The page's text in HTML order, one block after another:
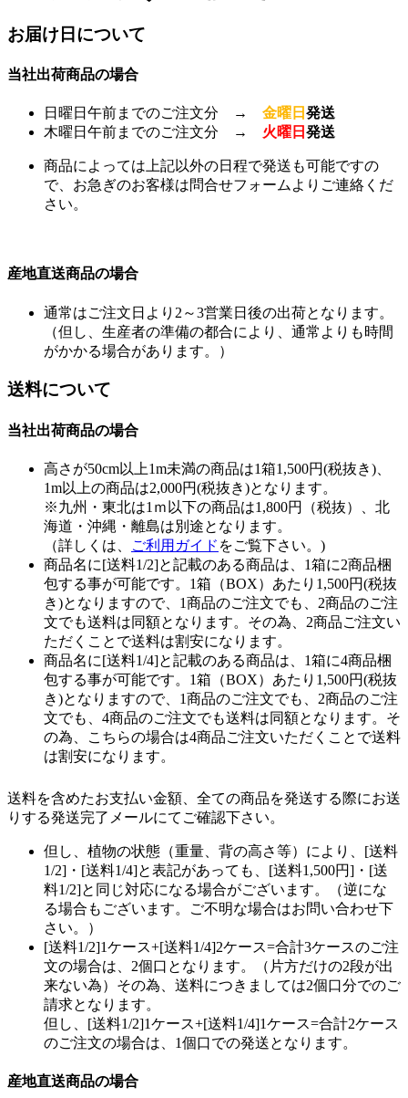
お届け日について
当社出荷商品の場合
日曜日午前までのご注文分 → 金曜日 発送
木曜日午前までのご注文分 → 火曜日 発送
商品によっては上記以外の日程で発送も可能ですの
で、お急ぎのお客様は問合せフォームよりご連絡くだ
さい。
産地直送商品の場合
通常はご注文日より2～3営業日後の出荷となります。
（但し、生産者の準備の都合により、通常よりも時間
がかかる場合があります。）
送料について
当社出荷商品の場合
高さが50cm以上1m未満の商品は1箱1,500円(税抜き)、
1m以上の商品は2,000円(税抜き)となります。
※九州・東北は1ｍ以下の商品は1,800円（税抜）、北
海道・沖縄・離島は別途となります。
（詳しくは、
ご利用ガイド をご覧下さい。)
商品名に[送料1/2]と記載のある商品は、1箱に2商品梱
包する事が可能です。1箱（BOX）あたり1,500円(税抜
き)となりますので、1商品のご注文でも、2商品のご注
文でも送料は同額となります。その為、2商品ご注文い
ただくことで送料は割安になります。
商品名に[送料1/4]と記載のある商品は、1箱に4商品梱
包する事が可能です。1箱（BOX）あたり1,500円(税抜
き)となりますので、1商品のご注文でも、2商品のご注
文でも、4商品のご注文でも送料は同額となります。そ
の為、こちらの場合は4商品ご注文いただくことで送料
は割安になります。
送料を含めたお支払い金額、全ての商品を発送する際にお送
りする発送完了メールにてご確認下さい。
但し、植物の状態（重量、背の高さ等）により、[送料
1/2]・[送料1/4]と表記があっても、[送料1,500円]・[送
料1/2]と同じ対応になる場合がございます。（逆にな
る場合もございます。ご不明な場合はお問い合わせ下
さい。）
[送料1/2]1ケース+[送料1/4]2ケース=合計3ケースのご注
文の場合は、2個口となります。（片方だけの2段が出
来ない為）その為、送料につきましては2個口分でのご
請求となります。
但し、[送料1/2]1ケース+[送料1/4]1ケース=合計2ケース
のご注文の場合は、1個口での発送となります。
産地直送商品の場合